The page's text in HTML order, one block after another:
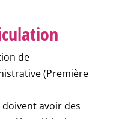
de
(Première
avoir des